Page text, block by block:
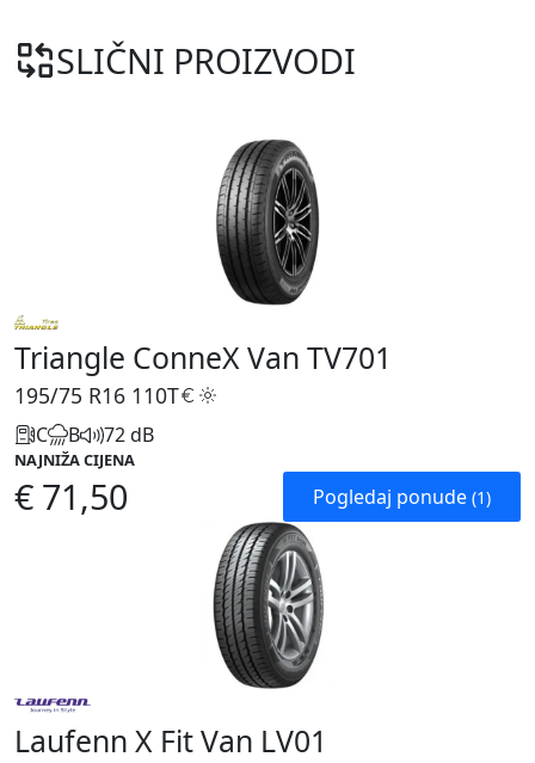
SLIČNI PROIZVODI
Triangle ConneX Van TV701
195/75 R16 110T
C B 72 dB
NAJNIŽA CIJENA
€ 71,50 Pogledaj ponude (1)
Laufenn X Fit Van LV01